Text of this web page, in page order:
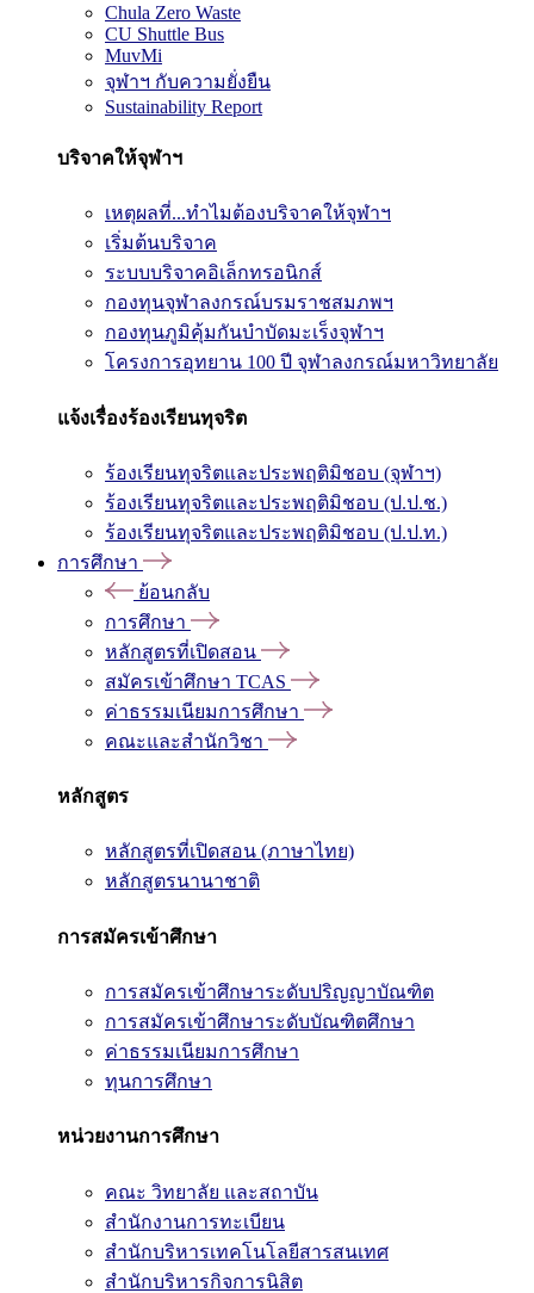
Chula Zero Waste
CU Shuttle Bus
MuvMi
จุฬาฯ กับความยั่งยืน
Sustainability Report
บริจาคให้จุฬาฯ
เหตุผลที่...ทำไมต้องบริจาคให้จุฬาฯ
เริ่มต้นบริจาค
ระบบบริจาคอิเล็กทรอนิกส์
กองทุนจุฬาลงกรณ์บรมราชสมภพฯ
กองทุนภูมิคุ้มกันบำบัดมะเร็งจุฬาฯ
โครงการอุทยาน 100 ปี จุฬาลงกรณ์มหาวิทยาลัย
แจ้งเรื่องร้องเรียนทุจริต
ร้องเรียนทุจริตและประพฤติมิชอบ (จุฬาฯ)
ร้องเรียนทุจริตและประพฤติมิชอบ (ป.ป.ช.)
ร้องเรียนทุจริตและประพฤติมิชอบ (ป.ป.ท.)
การศึกษา
ย้อนกลับ
การศึกษา
หลักสูตรที่เปิดสอน
สมัครเข้าศึกษา TCAS
ค่าธรรมเนียมการศึกษา
คณะและสำนักวิชา
หลักสูตร
หลักสูตรที่เปิดสอน (ภาษาไทย)
หลักสูตรนานาชาติ
การสมัครเข้าศึกษา
การสมัครเข้าศึกษาระดับปริญญาบัณฑิต
การสมัครเข้าศึกษาระดับบัณฑิตศึกษา
ค่าธรรมเนียมการศึกษา
ทุนการศึกษา
หน่วยงานการศึกษา
คณะ วิทยาลัย และสถาบัน
สำนักงานการทะเบียน
สำนักบริหารเทคโนโลยีสารสนเทศ
สำนักบริหารกิจการนิสิต